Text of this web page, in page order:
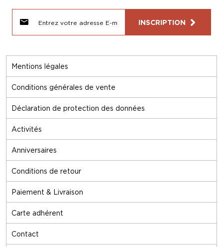
Mentions légales
Conditions générales de vente
Déclaration de protection des données
Activités
Anniversaires
Conditions de retour
Paiement & Livraison
Carte adhérent
Contact
INSCRIPTION